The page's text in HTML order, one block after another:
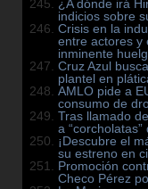
¿A dónde irá
indicios sobre
Crisis en la
entre actores y
inminente
Cruz Azul
plantel en
AMLO pide a
consumo de
Tras llamado
a
¡Descubre el
su estreno en
Promoción
Checo Pérez